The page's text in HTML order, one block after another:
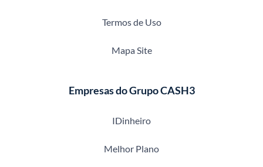
Termos de Uso
Mapa Site
Empresas do Grupo CASH3
IDinheiro
Melhor Plano